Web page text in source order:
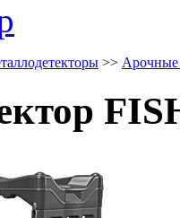
>> Арочные